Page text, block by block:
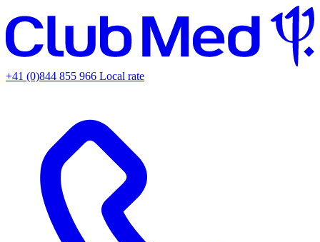
+41 (0)844 855 966 Local rate